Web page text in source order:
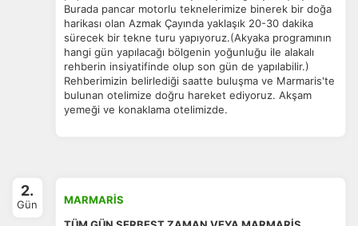
Burada pancar motorlu teknelerimize binerek bir doğa
harikası olan Azmak Çayında yaklaşık 20-30 dakika
sürecek bir tekne turu yapıyoruz.(Akyaka programının
hangi gün yapılacağı bölgenin yoğunluğu ile alakalı
rehberin insiyatifinde olup son gün de yapılabilir.)
Rehberimizin belirlediği saatte buluşma ve Marmaris'te
bulunan otelimize doğru hareket ediyoruz. Akşam
yemeği ve konaklama otelimizde.
2.
Gün
MARMARİS